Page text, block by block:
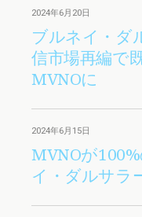
2024年6月20日
ブルネイ・ダ
信市場再編で
MVNOに
2024年6月15日
MVNOが
イ・ダルサラ